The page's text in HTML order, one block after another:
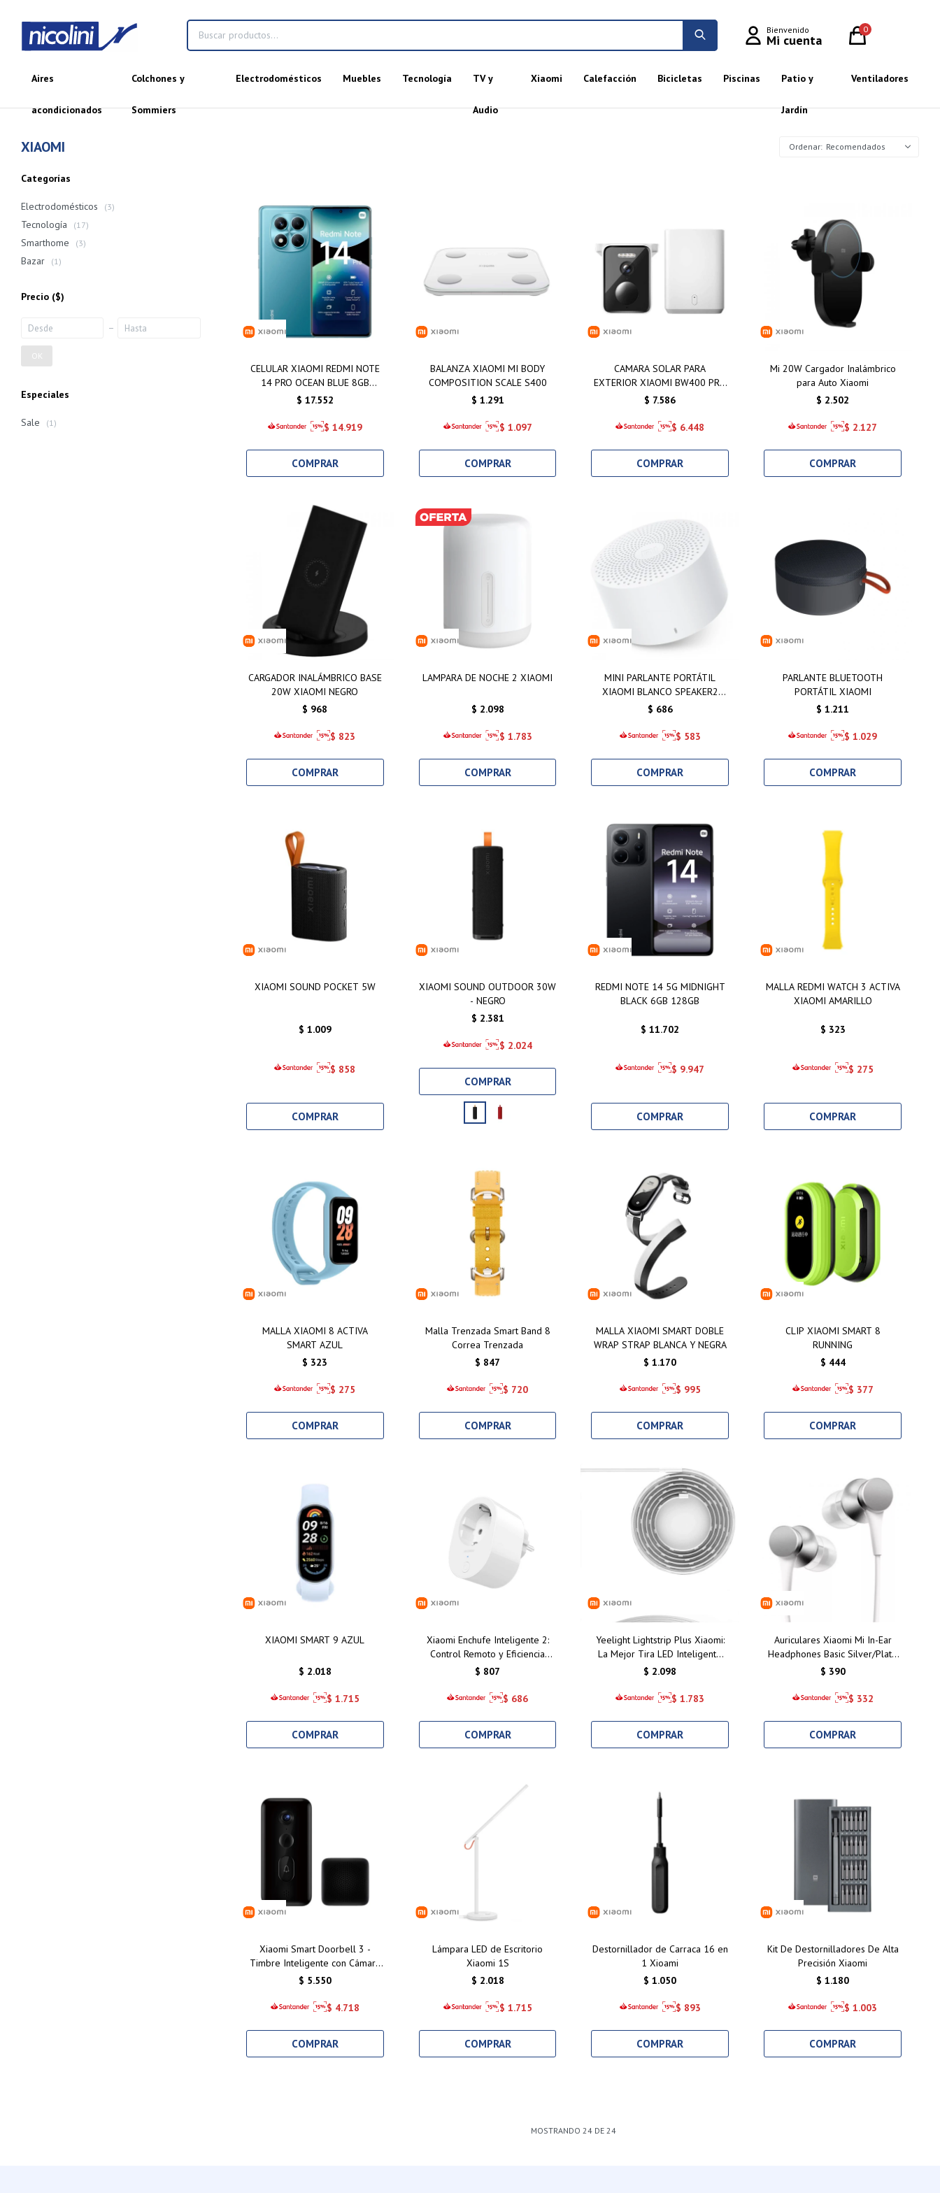
Aires
acondicionados
Colchones y
Sommiers
Electrodomésticos Muebles Tecnología TV y
Audio
Xiaomi Calefacción Bicicletas Piscinas Patio y
Jardín
Ventiladores
0
XIAOMI Recomendados
CELULAR XIAOMI REDMI NOTE
14 PRO OCEAN BLUE 8GB
256GB
$ 17.552
$ 14.919
BALANZA XIAOMI MI BODY
COMPOSITION SCALE S400
$ 1.291
$ 1.097
CAMARA SOLAR PARA
EXTERIOR XIAOMI BW400 PRO
SET
$ 7.586
$ 6.448
Mi 20W Cargador Inalámbrico
para Auto Xiaomi
$ 2.502
$ 2.127
CARGADOR INALÁMBRICO BASE
20W XIAOMI NEGRO
$ 968
$ 823
LAMPARA DE NOCHE 2 XIAOMI
$ 2.098
$ 1.783
MINI PARLANTE PORTÁTIL
XIAOMI BLANCO SPEAKER2
COMPACTO
$ 686
$ 583
PARLANTE BLUETOOTH
PORTÁTIL XIAOMI
$ 1.211
$ 1.029
XIAOMI SOUND POCKET 5W
$ 1.009
$ 858
XIAOMI SOUND OUTDOOR 30W
- NEGRO
$ 2.381
$ 2.024
REDMI NOTE 14 5G MIDNIGHT
BLACK 6GB 128GB
$ 11.702
$ 9.947
MALLA REDMI WATCH 3 ACTIVA
XIAOMI AMARILLO
$ 323
$ 275
MALLA XIAOMI 8 ACTIVA
SMART AZUL
$ 323
$ 275
Malla Trenzada Smart Band 8
Correa Trenzada
$ 847
$ 720
MALLA XIAOMI SMART DOBLE
WRAP STRAP BLANCA Y NEGRA
$ 1.170
$ 995
CLIP XIAOMI SMART 8
RUNNING
$ 444
$ 377
XIAOMI SMART 9 AZUL
$ 2.018
$ 1.715
Xiaomi Enchufe Inteligente 2:
Control Remoto y Eficiencia
Energética para tu Hogar
$ 807
$ 686
Yeelight Lightstrip Plus Xiaomi:
La Mejor Tira LED Inteligente
con Control de Colores para Tu
$ 2.098
$ 1.783
Auriculares Xiaomi Mi In-Ear
Headphones Basic Silver/Plata:
Calidad de Sonido y Comodidad
$ 390
$ 332
Xiaomi Smart Doorbell 3 -
Timbre Inteligente con Cámara
HD, Visión Nocturna y
$ 5.550
$ 4.718
Lámpara LED de Escritorio
Xiaomi 1S
$ 2.018
$ 1.715
Destornillador de Carraca 16 en
1 Xioami
$ 1.050
$ 893
Kit De Destornilladores De Alta
Precisión Xiaomi
$ 1.180
$ 1.003
MOSTRANDO 24 DE 24
Categorías
Electrodomésticos (3)
Tecnología (17)
Smarthome (3)
Bazar (1)
Precio ($)
OK
Especiales
Sale (1)